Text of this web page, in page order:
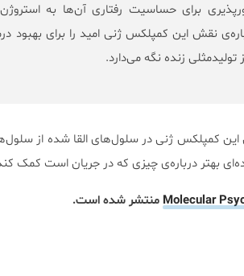
برای حساسیت رفتاری آن‌ها به
نقش این کمپلکس ژنی امید را برای بهبود
زنده نگه می‌دارد.
بهتر درباره‌ی چیزی که در جریان است کمک
Molecular منتشر شده است.